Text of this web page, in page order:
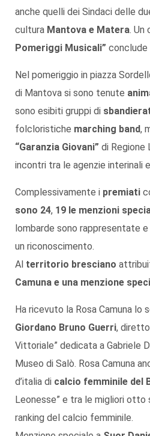
anche quelli dei Sindaci delle
cultura Mantova e Matera. Un
Pomeriggi Musicali” conclude
Nel pomeriggio in piazza
di Mantova si sono tenute
sono esibiti gruppi di
folcloristiche marching band,
“Garanzia Giovani” di Regione
incontri tra le agenzie interinali
Complessivamente i premiati
sono 24, 19 le menzioni
lombarde sono rappresentate
un riconoscimento.
Al territorio bresciano
Camuna e una menzione
Ha ricevuto la Rosa Camuna lo
Giordano Bruno Guerri,
Vittoriale” dedicata a Gabriele
Museo di Salò. Rosa Camuna
d’italia di calcio femminile del
Leonesse” e tra le migliori otto
ranking del calcio femminile.